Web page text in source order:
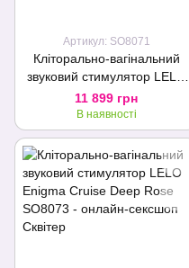
Артикул: SO8071
Кліторально-вагінальний
звуковий стимулятор LELO
Enigma Deep Rose
11 899 грн
В наявності